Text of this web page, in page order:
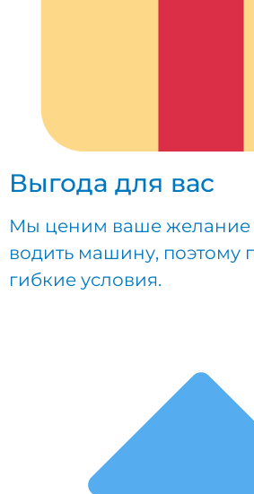
Выгода для вас
Мы ценим ваше желание
водить машину, поэтому
гибкие условия.